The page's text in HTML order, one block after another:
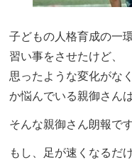
子どもの人格育成の一
習い事をさせたけど、
思ったような変化がな
か悩んでいる親御さん
そんな親御さん朗報で
もし、足が速くなるだ